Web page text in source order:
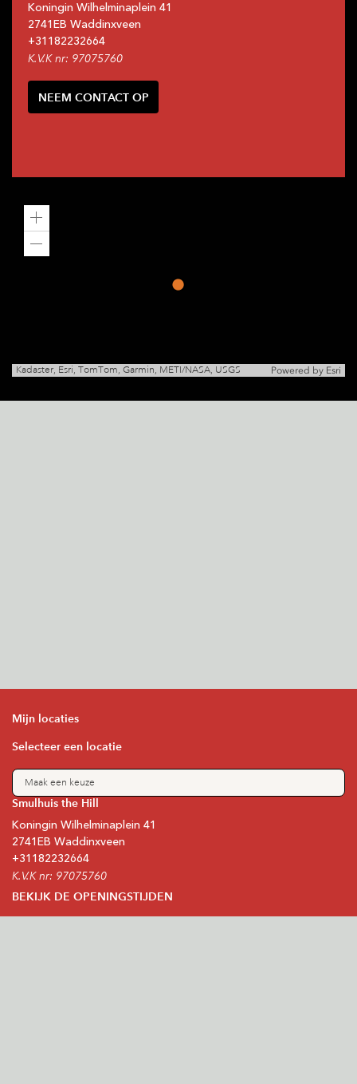
Koningin Wilhelminaplein 41
2741EB Waddinxveen
+31 182232664
K.V.K nr: 97075760
NEEM CONTACT OP
Zoom
Kadaster, Esri, TomTom, Garmin, METI/NASA, USGS Powered by Esri
Mijn locaties
Selecteer een locatie
Maak een keuze
Smulhuis the Hill
Koningin Wilhelminaplein 41
2741EB Waddinxveen
+31 182232664
K.V.K nr: 97075760
BEKIJK DE OPENINGSTIJDEN